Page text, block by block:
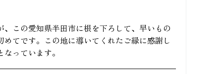
この愛知県半田市に根を下ろして、早いもの
てです。この地に導いてくれたご縁に感謝し
っています。